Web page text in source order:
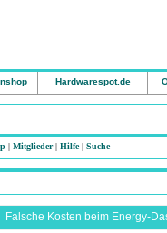
Hardwarespot.de
| Mitglieder| Hilfe| Suche